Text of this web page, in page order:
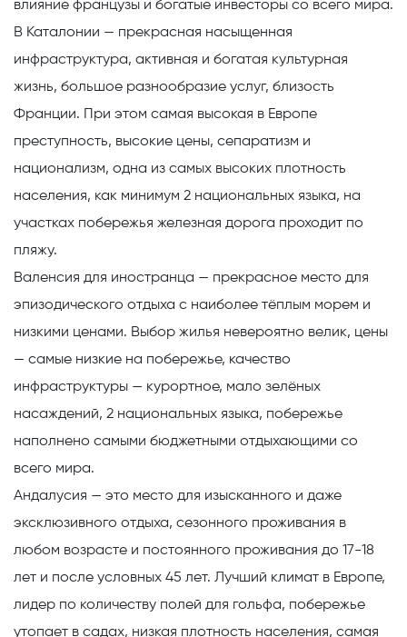
влияние французы и богатые инвесторы со всего мира.
В Каталонии — прекрасная насыщенная
инфраструктура, активная и богатая культурная
жизнь, большое разнообразие услуг, близость
Франции. При этом самая высокая в Европе
преступность, высокие цены, сепаратизм и
национализм, одна из самых высоких плотность
населения, как минимум 2 национальных языка, на
участках побережья железная дорога проходит по
пляжу.
Валенсия для иностранца — прекрасное место для
эпизодического отдыха с наиболее тёплым морем и
низкими ценами. Выбор жилья невероятно велик, цены
— самые низкие на побережье, качество
инфраструктуры — курортное, мало зелёных
насаждений, 2 национальных языка, побережье
наполнено самыми бюджетными отдыхающими со
всего мира.
Андалусия — это место для изысканного и даже
эксклюзивного отдыха, сезонного проживания в
любом возрасте и постоянного проживания до 17-18
лет и после условных 45 лет. Лучший климат в Европе,
лидер по количеству полей для гольфа, побережье
утопает в садах, низкая плотность населения, самая